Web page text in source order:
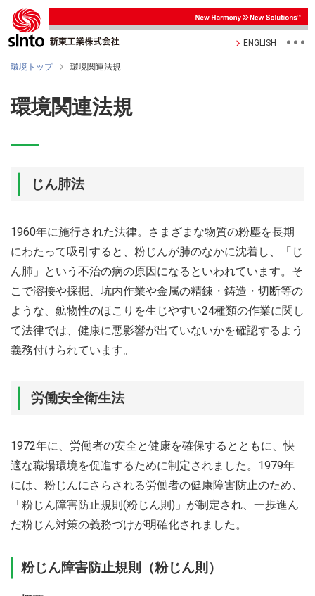
ENGLISH
環境トップ 環境関連法規
環境関連法規
じん肺法
1960年に施行された法律。さまざまな物質の粉塵を長期
にわたって吸引すると、粉じんが肺のなかに沈着し、「じ
ん肺」という不治の病の原因になるといわれています。そ
こで溶接や採掘、坑内作業や金属の精錬・鋳造・切断等の
ような、鉱物性のほこりを生じやすい24種類の作業に関し
て法律では、健康に悪影響が出ていないかを確認するよう
義務付けられています。
労働安全衛生法
1972年に、労働者の安全と健康を確保するとともに、快
適な職場環境を促進するために制定されました。1979年
には、粉じんにさらされる労働者の健康障害防止のため、
「粉じん障害防止規則(粉じん則)」が制定され、一歩進ん
だ粉じん対策の義務づけが明確化されました。
粉じん障害防止規則（粉じん則）